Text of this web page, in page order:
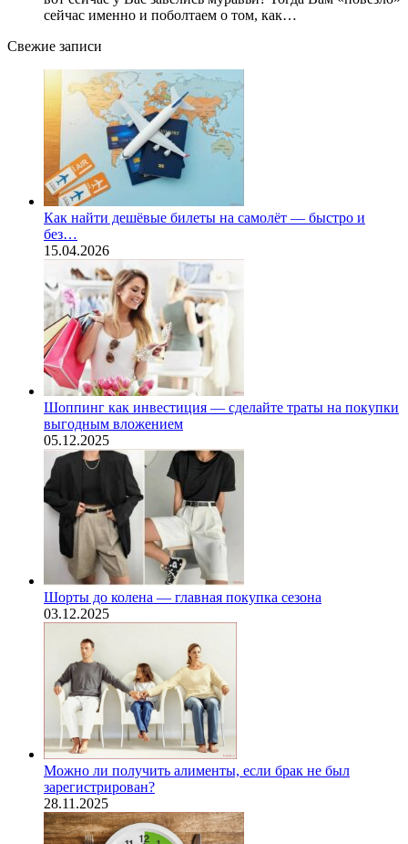
сейчас именно и поболтаем о том, как…
Свежие записи
Как найти дешёвые билеты на самолёт — быстро и
без…
15.04.2026
Шоппинг как инвестиция — сделайте траты на покупки
выгодным вложением
05.12.2025
Шорты до колена — главная покупка сезона
03.12.2025
Можно ли получить алименты, если брак не был
зарегистрирован?
28.11.2025